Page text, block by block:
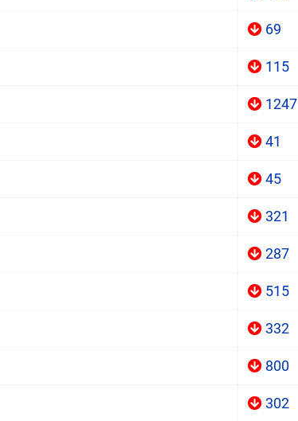
69
115
1247
41
45
321
287
515
332
800
302